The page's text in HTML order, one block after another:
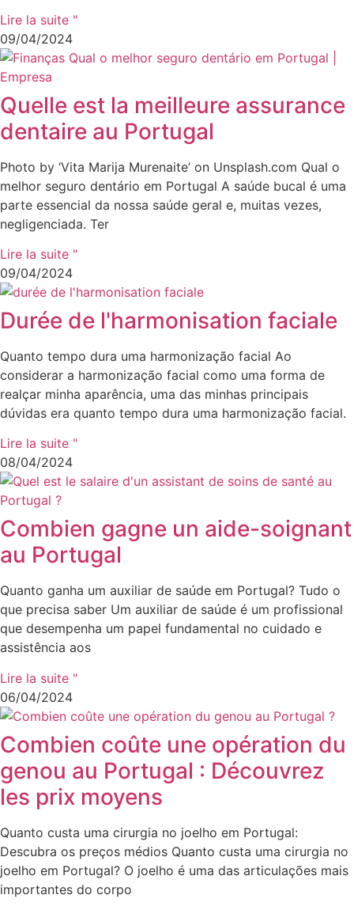
Lire la suite "
09/04/2024
Quelle est la meilleure assurance
dentaire au Portugal
Photo by ‘Vita Marija Murenaite’ on Unsplash.com Qual o
melhor seguro dentário em Portugal A saúde bucal é uma
parte essencial da nossa saúde geral e, muitas vezes,
negligenciada. Ter
Lire la suite "
09/04/2024
Durée de l'harmonisation faciale
Quanto tempo dura uma harmonização facial Ao
considerar a harmonização facial como uma forma de
realçar minha aparência, uma das minhas principais
dúvidas era quanto tempo dura uma harmonização facial.
Lire la suite "
08/04/2024
Combien gagne un aide-soignant
au Portugal
Quanto ganha um auxiliar de saúde em Portugal? Tudo o
que precisa saber Um auxiliar de saúde é um profissional
que desempenha um papel fundamental no cuidado e
assistência aos
Lire la suite "
06/04/2024
Combien coûte une opération du
genou au Portugal : Découvrez
les prix moyens
Quanto custa uma cirurgia no joelho em Portugal:
Descubra os preços médios Quanto custa uma cirurgia no
joelho em Portugal? O joelho é uma das articulações mais
importantes do corpo